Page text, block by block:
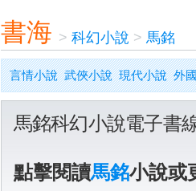
書海 > 科幻小說 > 馬銘
言情小說 武俠小說 現代小說 外
馬銘科幻小說電子書
點擊閱讀馬銘小說或